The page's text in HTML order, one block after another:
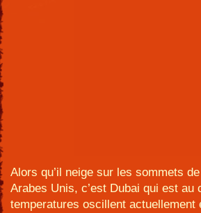
Alors qu’il neige sur les sommets
Arabes Unis, c’est Dubai qui est au
temperatures oscillent actuellement